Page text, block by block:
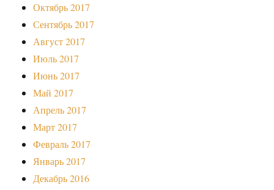
Октябрь 2017
Сентябрь 2017
Август 2017
Июль 2017
Июнь 2017
Май 2017
Апрель 2017
Март 2017
Февраль 2017
Январь 2017
Декабрь 2016